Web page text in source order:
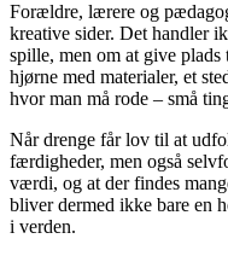
Forældre, lærere og
kreative sider. Det handler
spille, men om at give
hjørne med materialer, et
hvor man må rode – små
Når drenge får lov til at
færdigheder, men også
værdi, og at der findes
bliver dermed ikke bare en
i verden.